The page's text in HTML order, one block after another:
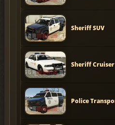
Sheriff SUV
Sheriff Cruiser
Police